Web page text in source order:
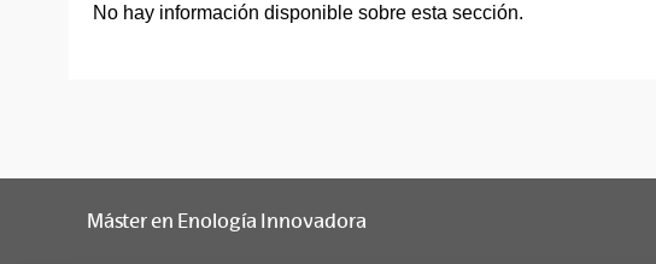
No hay información disponible sobre esta sección.
Máster en Enología Innovadora